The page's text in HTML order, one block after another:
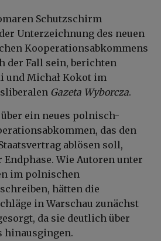
Schutzschirm
Unterzeichnung des neuen
Kooperationsabkommens
der Fall sein, berichten
und Michał Kokot im
Gazeta Wyborcza.
ein neues polnisch-
das den
ablösen soll,
Wie Autoren unter
im polnischen
hätten die
in Warschau zunächst
da sie deutlich über
hinausgingen.